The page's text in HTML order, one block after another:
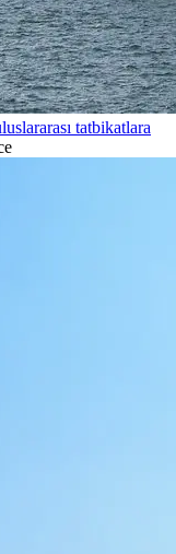
tatbikatlara